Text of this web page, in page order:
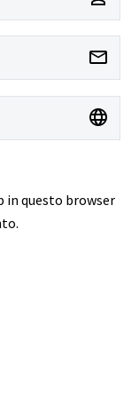
in questo browser